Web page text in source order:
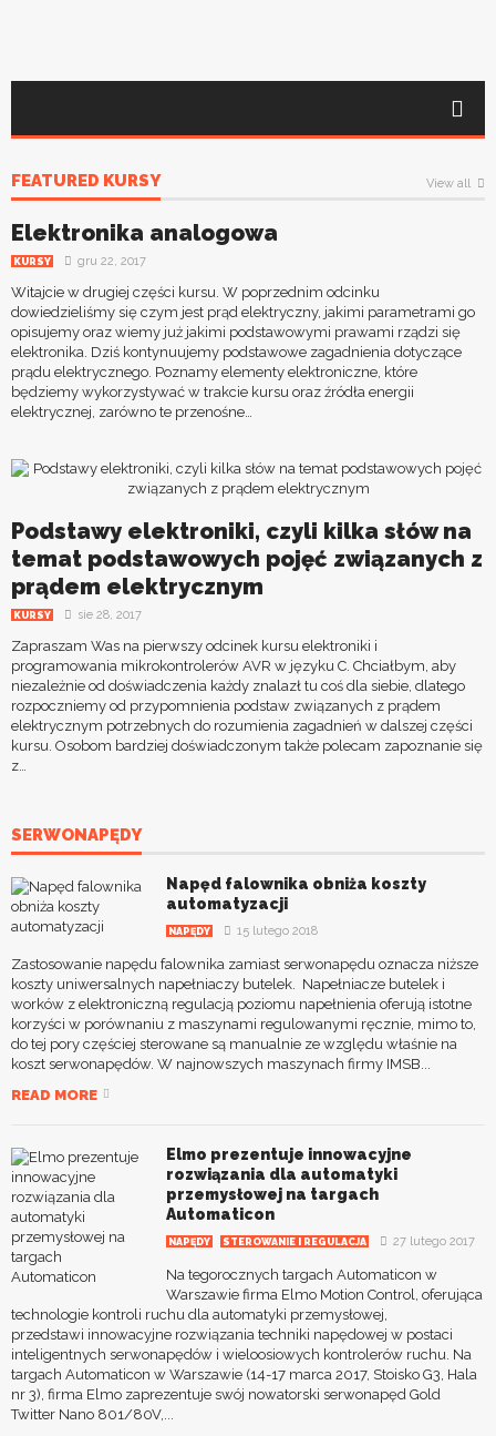
FEATURED KURSY View all
Elektronika analogowa
KURSY gru 22, 2017
Witajcie w drugiej części kursu. W poprzednim odcinku
dowiedzieliśmy się czym jest prąd elektryczny, jakimi parametrami go
opisujemy oraz wiemy już jakimi podstawowymi prawami rządzi się
elektronika. Dziś kontynuujemy podstawowe zagadnienia dotyczące
prądu elektrycznego. Poznamy elementy elektroniczne, które
będziemy wykorzystywać w trakcie kursu oraz źródła energii
elektrycznej, zarówno te przenośne…
Podstawy elektroniki, czyli kilka słów na
temat podstawowych pojęć związanych z
prądem elektrycznym
KURSY sie 28, 2017
Zapraszam Was na pierwszy odcinek kursu elektroniki i
programowania mikrokontrolerów AVR w języku C. Chciałbym, aby
niezależnie od doświadczenia każdy znalazł tu coś dla siebie, dlatego
rozpoczniemy od przypomnienia podstaw związanych z prądem
elektrycznym potrzebnych do rozumienia zagadnień w dalszej części
kursu. Osobom bardziej doświadczonym także polecam zapoznanie się
z…
SERWONAPĘDY
Napęd falownika obniża koszty
automatyzacji
NAPĘDY 15 lutego 2018
Zastosowanie napędu falownika zamiast serwonapędu oznacza niższe
koszty uniwersalnych napełniaczy butelek. Napełniacze butelek i
worków z elektroniczną regulacją poziomu napełnienia oferują istotne
korzyści w porównaniu z maszynami regulowanymi ręcznie, mimo to,
do tej pory częściej sterowane są manualnie ze względu właśnie na
koszt serwonapędów. W najnowszych maszynach firmy IMSB...
READ MORE
Elmo prezentuje innowacyjne
rozwiązania dla automatyki
przemysłowej na targach
Automaticon
NAPĘDY STEROWANIE I REGULACJA 27 lutego 2017
Na tegorocznych targach Automaticon w
Warszawie firma Elmo Motion Control, oferująca
technologie kontroli ruchu dla automatyki przemysłowej,
przedstawi innowacyjne rozwiązania techniki napędowej w postaci
inteligentnych serwonapędów i wieloosiowych kontrolerów ruchu. Na
targach Automaticon w Warszawie (14-17 marca 2017, Stoisko G3, Hala
nr 3), firma Elmo zaprezentuje swój nowatorski serwonapęd Gold
Twitter Nano 801/80V,...